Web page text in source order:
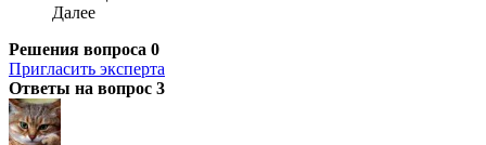
Далее
Решения вопроса 0
Пригласить эксперта
Ответы на вопрос 3